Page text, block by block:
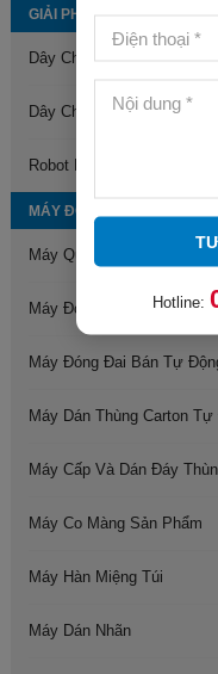
GIẢI PHÁP ĐÓNG GÓI TỰ
Dây Chuyền Đóng Thùng
Dây Chuyền Gấp, Đóng
Robot Bốc Xếp Hàng Hóa
MÁY ĐÓNG GÓI
Máy Quấn Màng Pallet
Máy Đóng Đai Tự Động
Máy Đóng Đai Bán Tự
Máy Dán Thùng Carton
Máy Cấp Và Dán Đáy
Máy Co Màng Sản Phẩm
Máy Hàn Miệng Túi
Máy Dán Nhãn
Hotline: